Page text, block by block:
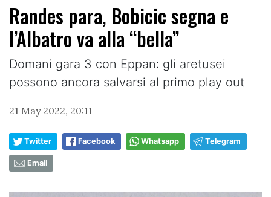
Randes para, Bobicic segna e
l’Albatro va alla “bella”
Domani gara 3 con Eppan: gli aretusei
possono ancora salvarsi al primo play out
21 May 2022, 20:11
Twitter Facebook Whatsapp Telegram
Email